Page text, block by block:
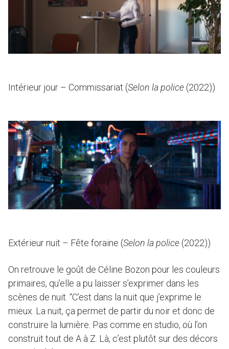
Intérieur jour – Commissariat (Selon la police (2022))
Extérieur nuit – Fête foraine (Selon la police (2022))
On retrouve le goût de Céline Bozon pour les couleurs
primaires, qu’elle a pu laisser s’exprimer dans les
scènes de nuit. “C’est dans la nuit que j’exprime le
mieux. La nuit, ça permet de partir du noir et donc de
construire la lumière. Pas comme en studio, où l’on
construit tout de A à Z. Là, c’est plutôt sur des décors